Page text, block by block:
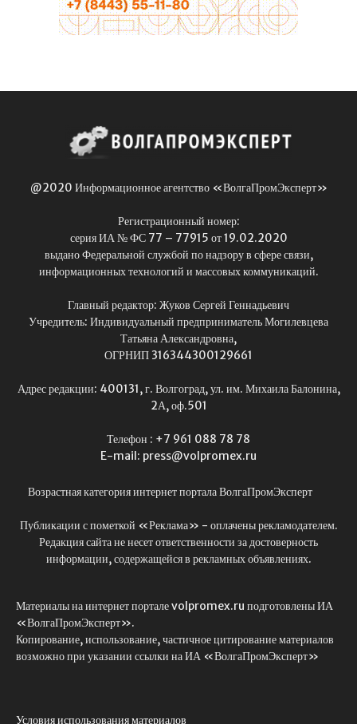
@2020 Информационное агентство «ВолгаПромЭксперт»
Регистрационный номер:
серия ИА № ФС 77 – 77915 от 19.02.2020
выдано Федеральной службой по надзору в сфере связи,
информационных технологий и массовых коммуникаций.
Главный редактор: Жуков Сергей Геннадьевич
Учредитель: Индивидуальный предприниматель Могилевцева
Татьяна Александровна,
ОГРНИП 316344300129661
Адрес редакции: 400131, г. Волгоград, ул. им. Михаила Балонина,
2А, оф.501
Телефон : +7 961 088 78 78
E-mail: press@volpromex.ru
Возрастная категория интернет портала ВолгаПромЭксперт
Публикации с пометкой «Реклама» - оплачены рекламодателем.
Редакция сайта не несет ответственности за достоверность
информации, содержащейся в рекламных объявлениях.
Материалы на интернет портале volpromex.ru подготовлены ИА
«ВолгаПромЭксперт».
Копирование, использование, частичное цитирование материалов
возможно при указании ссылки на ИА «ВолгаПромЭксперт»
Условия использования материалов